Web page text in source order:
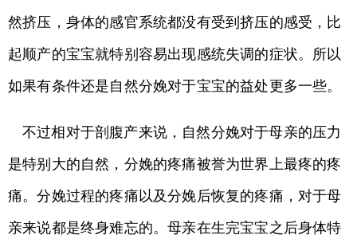
然挤压，身体的感官系统都没有受到挤压的感受，比
起顺产的宝宝就特别容易出现感统失调的症状。所以
如果有条件还是自然分娩对于宝宝的益处更多一些。
不过相对于剖腹产来说，自然分娩对于母亲的压力
是特别大的自然，分娩的疼痛被誉为世界上最疼的疼
痛。分娩过程的疼痛以及分娩后恢复的疼痛，对于母
亲来说都是终身难忘的。母亲在生完宝宝之后身体特